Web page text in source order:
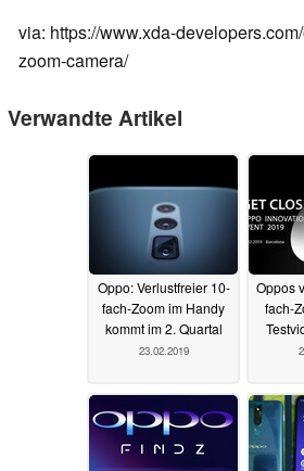
via: https://www.xda-
zoom-camera/
Verwandte Artikel
Oppo: Verlustfreier 10-
fach-Zoom im Handy
kommt im 2. Quartal
23.02.2019
Oppos
fach-